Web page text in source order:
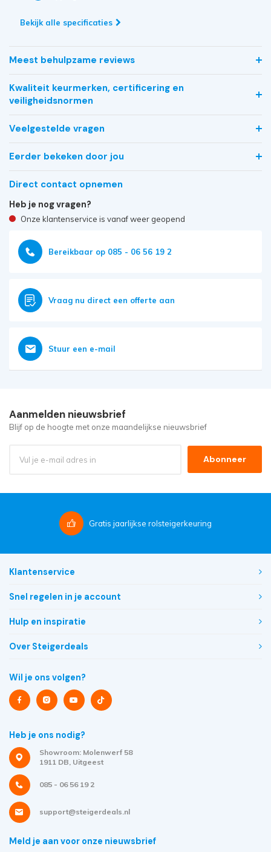
Bekijk alle specificaties
Meest behulpzame reviews
Kwaliteit keurmerken, certificering en
veiligheidsnormen
Veelgestelde vragen
Eerder bekeken door jou
Direct contact opnemen
Heb je nog vragen?
Onze klantenservice is vanaf weer geopend
Bereikbaar op 085 - 06 56 19 2
Vraag nu direct een offerte aan
Stuur een e-mail
Aanmelden nieuwsbrief
Blijf op de hoogte met onze maandelijkse nieuwsbrief
Abonneer
Gratis jaarlijkse rolsteigerkeuring
Klantenservice
Snel regelen in je account
Hulp en inspiratie
Over Steigerdeals
Wil je ons volgen?
Heb je ons nodig?
Showroom: Molenwerf 58
1911 DB, Uitgeest
085 - 06 56 19 2
support@steigerdeals.nl
Meld je aan voor onze nieuwsbrief